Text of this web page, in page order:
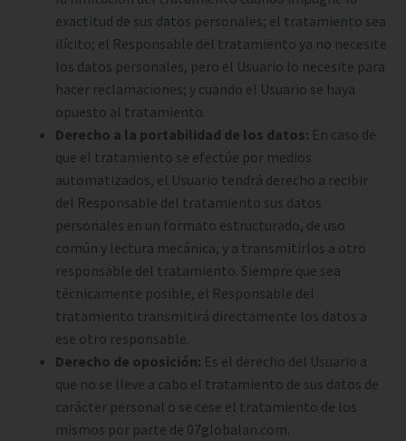
exactitud de sus datos personales; el tratamiento sea
ilícito; el Responsable del tratamiento ya no necesite
los datos personales, pero el Usuario lo necesite para
hacer reclamaciones; y cuando el Usuario se haya
opuesto al tratamiento.
Derecho a la portabilidad de los datos: En caso de
que el tratamiento se efectúe por medios
automatizados, el Usuario tendrá derecho a recibir
del Responsable del tratamiento sus datos
personales en un formato estructurado, de uso
común y lectura mecánica, y a transmitirlos a otro
responsable del tratamiento. Siempre que sea
técnicamente posible, el Responsable del
tratamiento transmitirá directamente los datos a
ese otro responsable.
Derecho de oposición: Es el derecho del Usuario a
que no se lleve a cabo el tratamiento de sus datos de
carácter personal o se cese el tratamiento de los
mismos por parte de 07globalan.com.